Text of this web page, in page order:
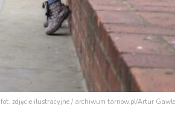
fot. zdjęcie ilustracyjne / archiwum tarnow.pl/Artur Gawle